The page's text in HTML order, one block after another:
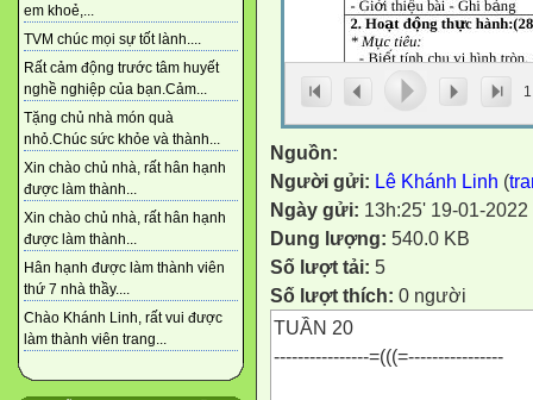
em khoẻ,...
TVM chúc mọi sự tốt lành....
Rất cảm động trước tâm huyết
nghề nghiệp của bạn.Cảm...
Tặng chủ nhà món quà
nhỏ.Chúc sức khỏe và thành...
Xin chào chủ nhà, rất hân hạnh
được làm thành...
Xin chào chủ nhà, rất hân hạnh
được làm thành...
Hân hạnh được làm thành viên
thứ 7 nhà thầy....
Chào Khánh Linh, rất vui được
làm thành viên trang...
1
Nguồn:
Người gửi: Lê Khánh Linh (
Ngày gửi: 13h:25' 19-01-2022
Dung lượng: 540.0 KB
Số lượt tải: 5
Số lượt thích: 0 người
TUẦN 20
----------------=(((=----------------